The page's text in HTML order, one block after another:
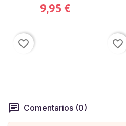
9,95 €
favorite_border favorite_border
Comentarios (0)